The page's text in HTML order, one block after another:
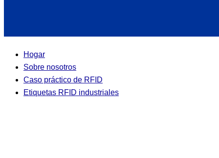
Hogar
Sobre nosotros
Caso práctico de RFID
Etiquetas RFID industriales